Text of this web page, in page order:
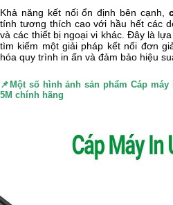
Khả năng kết nối ổn định bên cạnh,
tính tương thích cao với hầu hết các
và các thiết bị ngoại vi khác. Đây là
tìm kiếm một giải pháp kết nối đơn
hóa quy trình in ấn và đảm bảo hiệu
📌Một số hình ảnh sản phẩmCáp máy
5M chính hãng